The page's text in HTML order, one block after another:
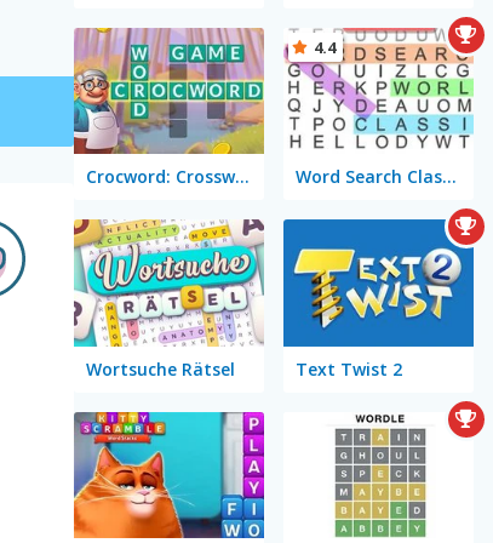
Crocword: Crossword Puzzle Game Word Search Classic
4.4
Wortsuche Rätsel Text Twist 2